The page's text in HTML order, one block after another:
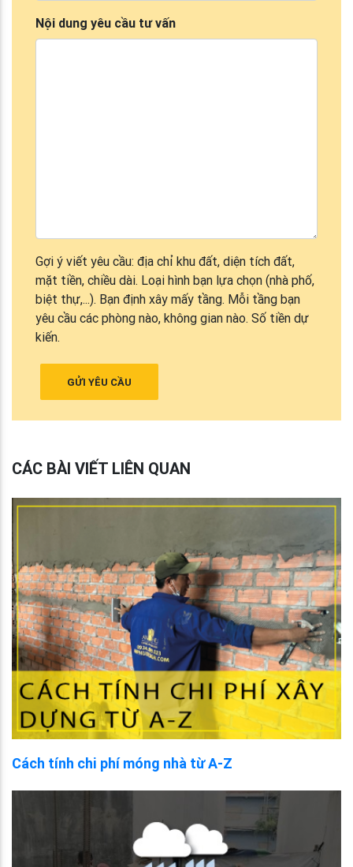
Nội dung yêu cầu tư vấn
Gợi ý viết yêu cầu: địa chỉ khu đất, diện tích đất,
mặt tiền, chiều dài. Loại hình bạn lựa chọn (nhà phố,
biệt thự,...). Bạn định xây mấy tầng. Mỗi tầng bạn
yêu cầu các phòng nào, không gian nào. Số tiền dự
kiến.
GỬI YÊU CẦU
CÁC BÀI VIẾT LIÊN QUAN
Cách tính chi phí móng nhà từ A-Z